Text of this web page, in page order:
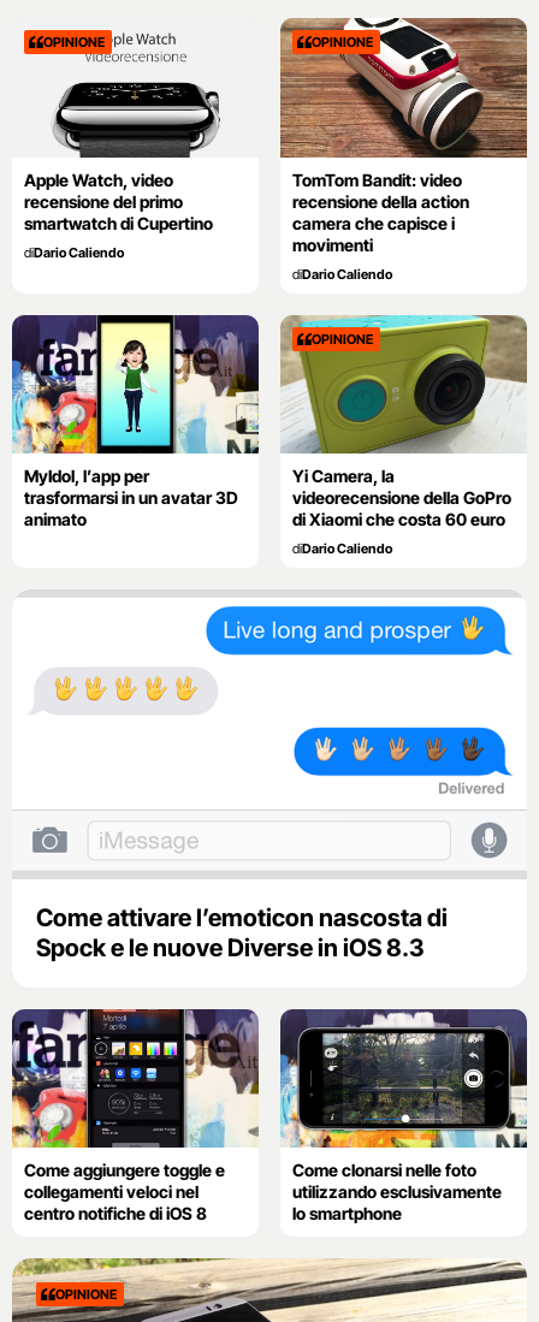
OPINIONE
Apple Watch, video
recensione del primo
smartwatch di Cupertino
diDario Caliendo
OPINIONE
TomTom Bandit: video
recensione della action
camera che capisce i
movimenti
diDario Caliendo
MyIdol, l’app per
trasformarsi in un avatar 3D
animato
OPINIONE
Yi Camera, la
videorecensione della GoPro
di Xiaomi che costa 60 euro
diDario Caliendo
Come attivare l’emoticon nascosta di
Spock e le nuove Diverse in iOS 8.3
Come aggiungere toggle e
collegamenti veloci nel
centro notifiche di iOS 8
Come clonarsi nelle foto
utilizzando esclusivamente
lo smartphone
OPINIONE